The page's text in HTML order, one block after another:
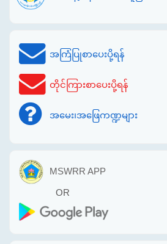
အကြံပြုစာပေးပို့ရန်
တိုင်ကြားစာပေးပို့ရန်
အမေး၊အဖြေကဏ္ဍများ
MSWRR APP
OR